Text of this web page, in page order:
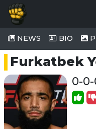
NEWS BIO
Furkatbek
0-0-